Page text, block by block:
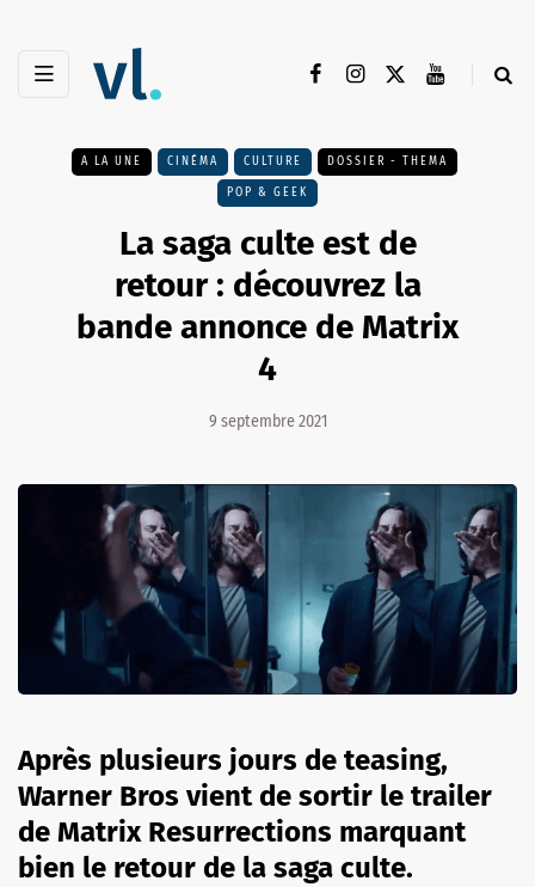
A LA UNE CINÉMA CULTURE DOSSIER - THEMA
POP & GEEK
La saga culte est de
retour : découvrez la
bande annonce de Matrix
4
9 septembre 2021
Après plusieurs jours de teasing,
Warner Bros vient de sortir le trailer
de Matrix Resurrections marquant
bien le retour de la saga culte.